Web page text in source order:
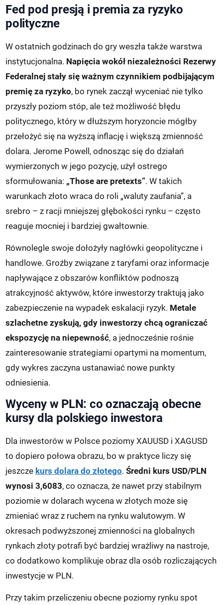
Fed pod presją i premia za ryzyko
polityczne
W ostatnich godzinach do gry weszła także warstwa
instytucjonalna. Napięcia wokół niezależności Rezerwy
Federalnej stały się ważnym czynnikiem podbijającym
premię za ryzyko, bo rynek zaczął wyceniać nie tylko
przyszły poziom stóp, ale też możliwość błędu
politycznego, który w dłuższym horyzoncie mógłby
przełożyć się na wyższą inflację i większą zmienność
dolara. Jerome Powell, odnosząc się do działań
wymierzonych w jego pozycję, użył ostrego
sformułowania: „Those are pretexts”. W takich
warunkach złoto wraca do roli „waluty zaufania”, a
srebro – z racji mniejszej głębokości rynku – często
reaguje mocniej i bardziej gwałtownie.
Równolegle swoje dołożyły nagłówki geopolityczne i
handlowe. Groźby związane z taryfami oraz informacje
napływające z obszarów konfliktów podnoszą
atrakcyjność aktywów, które inwestorzy traktują jako
zabezpieczenie na wypadek eskalacji ryzyk. Metale
szlachetne zyskują, gdy inwestorzy chcą ograniczać
ekspozycję na niepewność, a jednocześnie rośnie
zainteresowanie strategiami opartymi na momentum,
gdy wykres zaczyna ustanawiać nowe punkty
odniesienia.
Wyceny w PLN: co oznaczają obecne
kursy dla polskiego inwestora
Dla inwestorów w Polsce poziomy XAUUSD i XAGUSD
to dopiero połowa obrazu, bo w praktyce liczy się
jeszcze kurs dolara do złotego.Średni kurs USD/PLN
wynosi 3,6083, co oznacza, że nawet przy stabilnym
poziomie w dolarach wycena w złotych może się
zmieniać wraz z ruchem na rynku walutowym. W
okresach podwyższonej zmienności na globalnych
rynkach złoty potrafi być bardziej wrażliwy na nastroje,
co dodatkowo komplikuje obraz dla osób rozliczających
inwestycje w PLN.
Przy takim przeliczeniu obecne poziomy rynku spot